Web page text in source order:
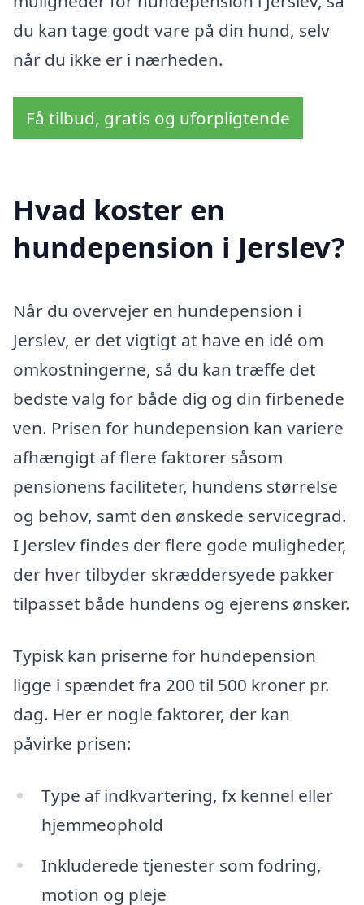
du kan tage godt vare på din hund, selv
når du ikke er i nærheden.
Få tilbud, gratis og uforpligtende
Hvad koster en
hundepension i Jerslev?
Når du overvejer en hundepension i
Jerslev, er det vigtigt at have en idé om
omkostningerne, så du kan træffe det
bedste valg for både dig og din firbenede
ven. Prisen for hundepension kan variere
afhængigt af flere faktorer såsom
pensionens faciliteter, hundens størrelse
og behov, samt den ønskede servicegrad.
I Jerslev findes der flere gode muligheder,
der hver tilbyder skræddersyede pakker
tilpasset både hundens og ejerens ønsker.
Typisk kan priserne for hundepension
ligge i spændet fra 200 til 500 kroner pr.
dag. Her er nogle faktorer, der kan
påvirke prisen:
Type af indkvartering, fx kennel eller
hjemmeophold
Inkluderede tjenester som fodring,
motion og pleje